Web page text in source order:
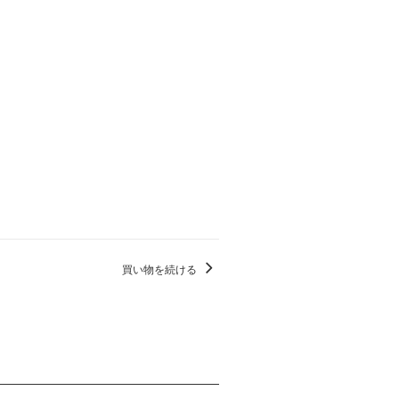
買い物を続ける